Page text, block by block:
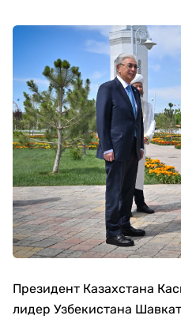
Президент Казахстана
лидер Узбекистана